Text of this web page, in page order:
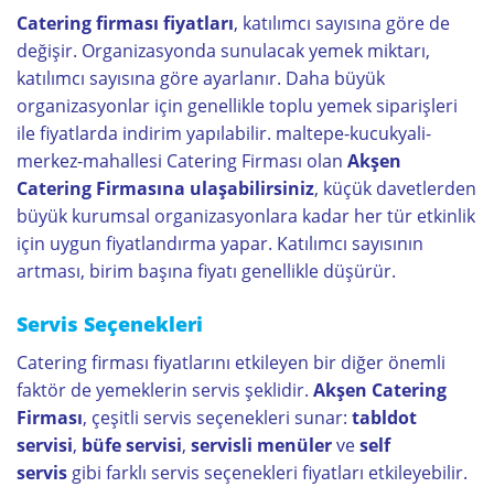
Catering firması fiyatları, katılımcı sayısına göre de
değişir. Organizasyonda sunulacak yemek miktarı,
katılımcı sayısına göre ayarlanır. Daha büyük
organizasyonlar için genellikle toplu yemek siparişleri
ile fiyatlarda indirim yapılabilir. maltepe-kucukyali-
merkez-mahallesi Catering Firması olan Akşen
Catering Firmasına ulaşabilirsiniz, küçük davetlerden
büyük kurumsal organizasyonlara kadar her tür etkinlik
için uygun fiyatlandırma yapar. Katılımcı sayısının
artması, birim başına fiyatı genellikle düşürür.
Servis Seçenekleri
Catering firması fiyatlarını etkileyen bir diğer önemli
faktör de yemeklerin servis şeklidir. Akşen Catering
Firması, çeşitli servis seçenekleri sunar: tabldot
servisi, büfe servisi, servisli menülerveself
servis gibi farklı servis seçenekleri fiyatları etkileyebilir.